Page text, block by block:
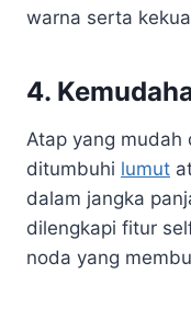
warna serta
4.
Atap yang
ditumbuhi lumut
dalam jangka
dilengkapi fitur
noda yang